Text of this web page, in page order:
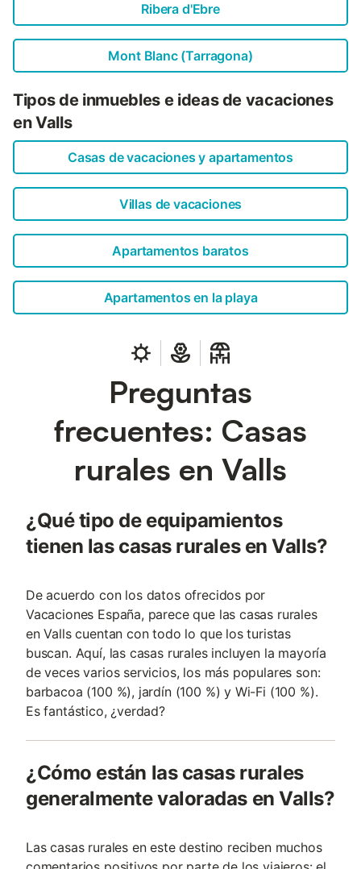
Ribera d'Ebre
Mont Blanc (Tarragona)
Tipos de inmuebles e ideas de vacaciones
en Valls
Casas de vacaciones y apartamentos
Villas de vacaciones
Apartamentos baratos
Apartamentos en la playa
Preguntas
frecuentes: Casas
rurales en Valls
¿Qué tipo de equipamientos
tienen las casas rurales en Valls?
De acuerdo con los datos ofrecidos por
Vacaciones España, parece que las casas rurales
en Valls cuentan con todo lo que los turistas
buscan. Aquí, las casas rurales incluyen la mayoría
de veces varios servicios, los más populares son:
barbacoa (100 %), jardín (100 %) y Wi-Fi (100 %).
Es fantástico, ¿verdad?
¿Cómo están las casas rurales
generalmente valoradas en Valls?
Las casas rurales en este destino reciben muchos